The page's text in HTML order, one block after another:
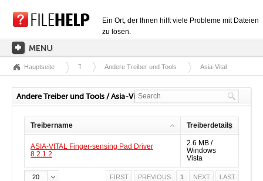
Ein Ort, der Ihnen hilft viele Probleme mit Dateien
zu lösen.
HAUPTSEITE
EXTENSIONSKATEGORIEN
DLL-DATEIEN
DATEIKONVERTIERUNGEN
PROGRAMME
Hauptseite Treiber Andere Treiber und Tools Asia-Vital
Andere Treiber und Tools / Asia-Vital
Treibername Treiberdetails
ASIA-VITAL Finger-sensing Pad Driver
8.2.1.2
2.6 MB /
Windows
Vista
FIRST PREVIOUS 1 NEXT LAST
20